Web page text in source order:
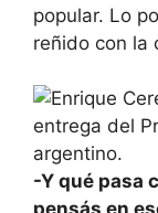
popular. Lo
reñido con la
-Y qué pasa
pensás en